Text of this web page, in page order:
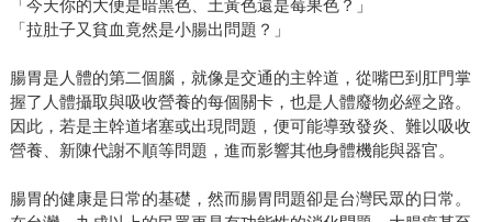
「今天你的大便是暗黑色、土黃色還是莓果色？」
「拉肚子又貧血竟然是小腸出問題？」
腸胃是人體的第二個腦，就像是交通的主幹道，從嘴巴到肛門掌
握了人體攝取與吸收營養的每個關卡，也是人體廢物必經之路。
因此，若是主幹道堵塞或出現問題，便可能導致發炎、難以吸收
營養、新陳代謝不順等問題，進而影響其他身體機能與器官。
腸胃的健康是日常的基礎，然而腸胃問題卻是台灣民眾的日常。